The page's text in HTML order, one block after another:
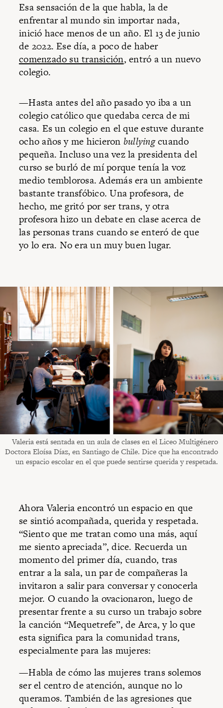
Esa sensación de la que habla, la de
enfrentar al mundo sin importar nada,
inició hace menos de un año. El 13 de junio
de 2022. Ese día, a poco de haber
comenzado su transición, entró a un nuevo
colegio.
—Hasta antes del año pasado yo iba a un
colegio católico que quedaba cerca de mi
casa. Es un colegio en el que estuve durante
ocho años y me hicieron bullyingcuando
pequeña. Incluso una vez la presidenta del
curso se burló de mí porque tenía la voz
medio temblorosa. Además era un ambiente
bastante transfóbico. Una profesora, de
hecho, me gritó por ser trans, y otra
profesora hizo un debate en clase acerca de
las personas trans cuando se enteró de que
yo lo era. No era un muy buen lugar.
Valeria está sentada en un aula de clases en el Liceo Multigénero
Doctora Eloísa Díaz, en Santiago de Chile. Dice que ha encontrado
un espacio escolar en el que puede sentirse querida y respetada.
Ahora Valeria encontró un espacio en que
se sintió acompañada, querida y respetada.
“Siento que me tratan como una más, aquí
me siento apreciada”, dice. Recuerda un
momento del primer día, cuando, tras
entrar a la sala, un par de compañeras la
invitaron a salir para conversar y conocerla
mejor. O cuando la ovacionaron, luego de
presentar frente a su curso un trabajo sobre
la canción “Mequetrefe”, de Arca, y lo que
esta significa para la comunidad trans,
especialmente para las mujeres:
—Habla de cómo las mujeres trans solemos
ser el centro de atención, aunque no lo
queramos. También de las agresiones que